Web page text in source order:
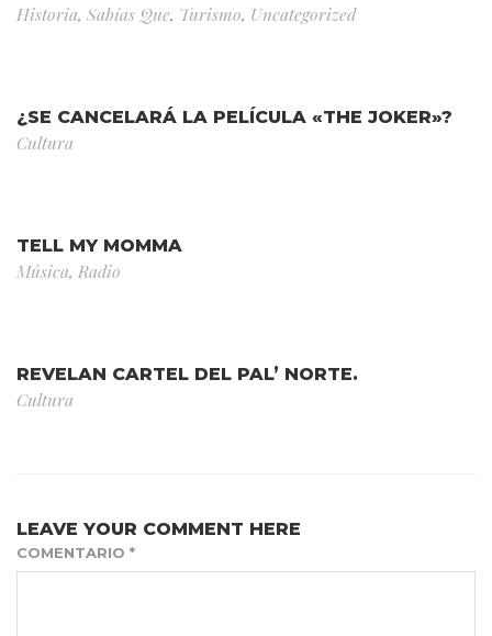
Historia, Sabías Que, Turismo, Uncategorized
¿SE CANCELARÁ LA PELÍCULA «THE JOKER»?
Cultura
TELL MY MOMMA
Música, Radio
REVELAN CARTEL DEL PAL’ NORTE.
Cultura
LEAVE YOUR COMMENT HERE
COMENTARIO *